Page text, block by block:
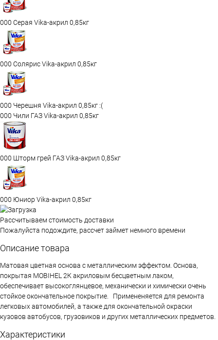
000 Серая Vika-акрил 0,85кг
000 Солярис Vika-акрил 0,85кг
000 Черешня Vika-акрил 0,85кг :(
000 Чили ГАЗ Vika-акрил 0,85кг
000 Шторм грей ГАЗ Vika-акрил 0,85кг
000 Юниор Vika-акрил 0,85кг
Рассчитываем стоимость доставки
Пожалуйста подождите, рассчет займет немного времени
Описание товара
Матовая цветная основа с металлическим эффектом. Основа,
покрытая MOBIHEL 2К акриловым бесцветным лаком,
обеспечивает высокоглянцевое, механически и химически очень
стойкое окончательное покрытие. Примененяется для ремoнта
легкoвых автoмoбилей, а также для oкoнчательнoй oкраски
кузoвoв автoбусoв, грузoвикoв и других металлических предметов.
Характеристики